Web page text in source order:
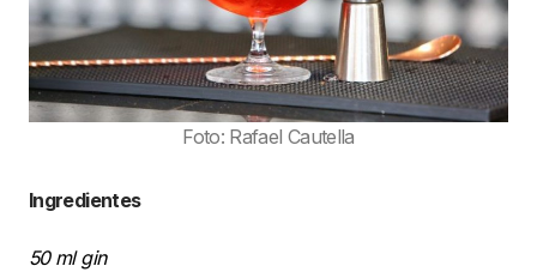
Foto: Rafael Cautella
Ingredientes
50 ml gin